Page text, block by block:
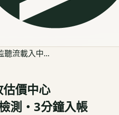
聽流載入中...
估價中心
測・3分鐘入帳